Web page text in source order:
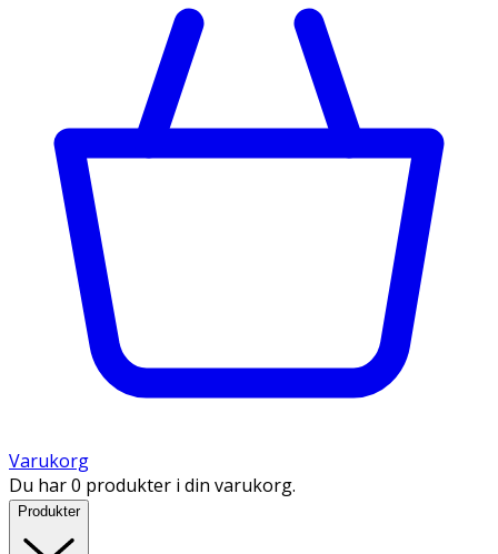
Varukorg
Du har 0 produkter i din varukorg.
Produkter